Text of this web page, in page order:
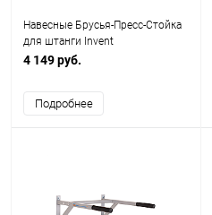
Навесные Брусья-Пресс-Стойка
для штанги Invent
4 149 руб.
Подробнее